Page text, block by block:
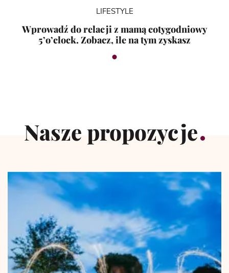
LIFESTYLE
Wprowadź do relacji z mamą cotygodniowy
5’o’clock. Zobacz, ile na tym zyskasz
Nasze propozycje